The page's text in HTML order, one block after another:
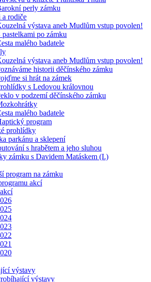
perly zámku
a rodiče
výstava aneb Mudlům vstup povolen!
pastelkami po zámku
malého badatele
výstava aneb Mudlům vstup povolen!
historii děčínského zámku
si hrát na zámek
s Ledovou královnou
v podzemí děčínského zámku
malého badatele
program
prohlídky
parkánu a sklepení
s hrabětem a jeho sluhou
zámku s Davidem Matáskem (I.)
program na zámku
akcí
výstavy
výstavy